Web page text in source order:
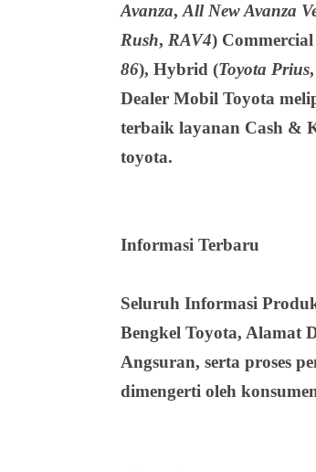
Avanza,All New Avanza
Rush, RAV4) Commercial
86), Hybrid (Toyota Prius,
Dealer Mobil Toyota
terbaik layanan Cash &
toyota.
Informasi Terbaru
Seluruh Informasi
Bengkel Toyota, Alamat
Angsuran, serta proses
dimengerti oleh